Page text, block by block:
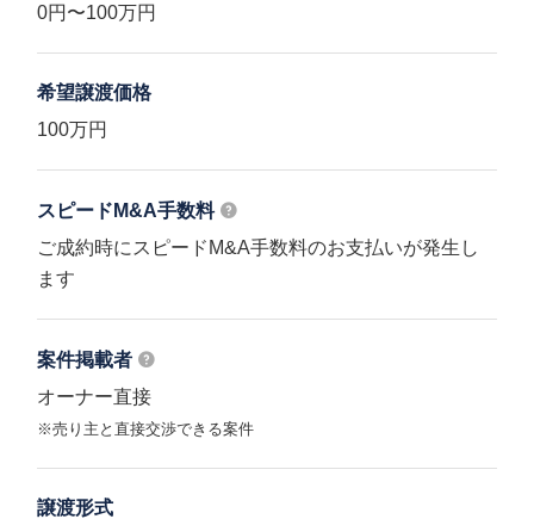
0円〜100万円
希望譲渡価格
100万円
スピードM&A手数料
ご成約時にスピードM&A手数料のお支払いが発生し
ます
案件掲載者
オーナー直接
※売り主と直接交渉できる案件
譲渡形式